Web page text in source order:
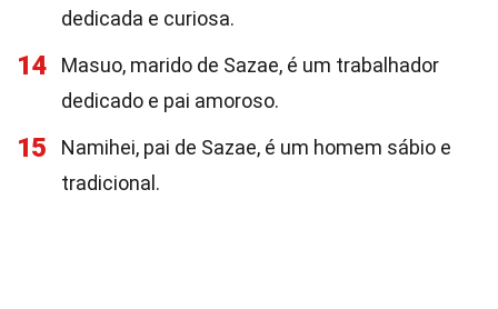
dedicada e curiosa.
14
Masuo, marido de Sazae, é um trabalhador
dedicado e pai amoroso.
15
Namihei, pai de Sazae, é um homem sábio e
tradicional.